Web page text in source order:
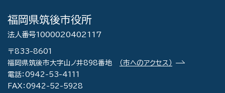
福岡県筑後市役所
法人番号1000020402117
〒833-8601
福岡県筑後市大字山ノ井898番地
（市へのアクセス）
電話：0942-53-4111
FAX：0942-52-5928